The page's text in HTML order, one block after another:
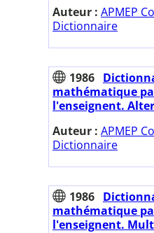
Auteur : APMEP
Dictionnaire
1986
mathématique
l'enseignent.
Auteur : APMEP
Dictionnaire
1986
mathématique
l'enseignent.